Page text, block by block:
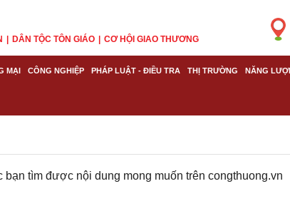
DÂN TỘC TÔN GIÁO CƠ HỘI GIAO THƯƠNG
MẠI CÔNG NGHIỆP PHÁP LUẬT - ĐIỀU TRA THỊ TRƯỜNG NĂNG
bạn tìm được nội dung mong muốn trên congthuong.vn